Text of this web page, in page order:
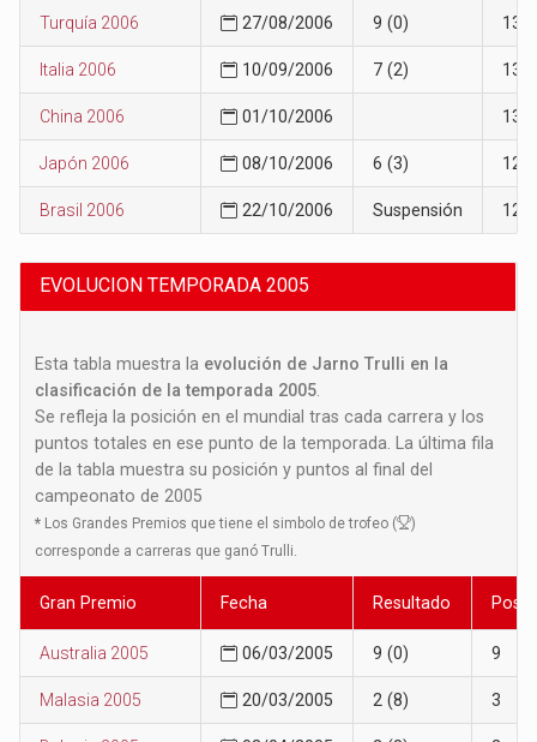
Turquía 2006 27/08/2006 9 (0) 13
Italia 2006 10/09/2006 7 (2) 13
China 2006 01/10/2006 13
Japón 2006 08/10/2006 6 (3) 12
Brasil 2006 22/10/2006 Suspensión 12
EVOLUCION TEMPORADA 2005
Esta tabla muestra la evolución de Jarno Trulli en la
clasificación de la temporada 2005
Se refleja la posición en el mundial tras cada carrera y los
puntos totales en ese punto de la temporada. La última fila
de la tabla muestra su posición y puntos al final del
campeonato de 2005
* Los Grandes Premios que tiene el simbolo de trofeo (
)
corresponde a carreras que ganó Trulli.
Gran Premio Fecha Resultado
Australia 2005 06/03/2005 9 (0) 9
Malasia 2005 20/03/2005 2 (8) 3